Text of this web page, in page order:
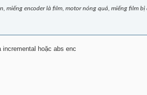
miếng encoder là film, motor nóng quá, miếng film bị
hoặc abs enc